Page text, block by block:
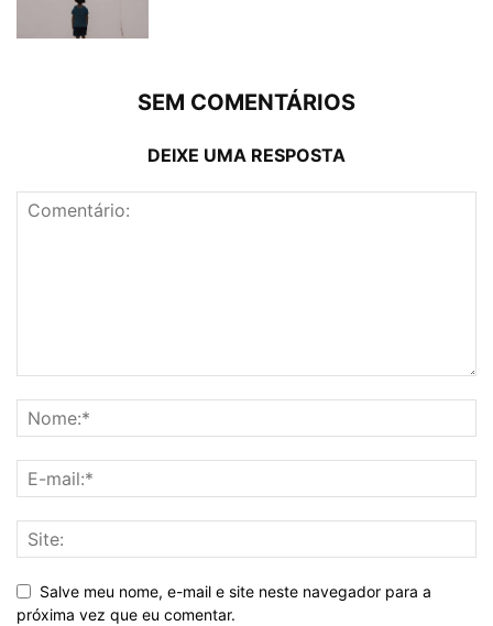
SEM COMENTÁRIOS
DEIXE UMA RESPOSTA
Salve meu nome, e-mail e site neste navegador para a
próxima vez que eu comentar.